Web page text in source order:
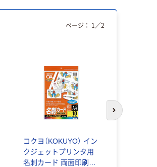
コクヨ（KOKUYO） イン
クジェットプリンタ用
名刺カード 両面印刷用
ページ： 1 ／2
次のスライド